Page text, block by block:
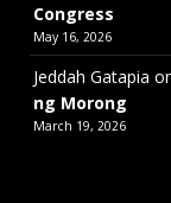
Congress
May 16, 2026
Jeddah Gatapia
ng Morong
March 19, 2026